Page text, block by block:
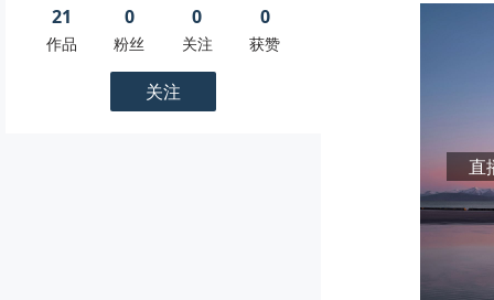
21
作品
0
粉丝
0
关注
0
获赞
关注
直